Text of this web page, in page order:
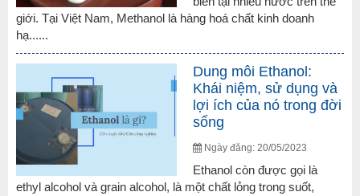
giới. Tại Việt Nam, Methanol là hàng hoá chất kinh doanh
hạ......
Dung môi Ethanol:
Khái niệm, sử dụng và
lợi ích của nó trong đời
sống
Ngày đăng: 20/05/2023
Ethanol còn được gọi là
ethyl alcohol và grain alcohol, là một chất lỏng trong suốt,